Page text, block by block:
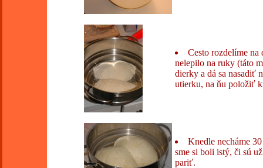
Cesto rozdelíme na
nelepilo na ruky (táto
dierky a dá sa nasadiť
utierku, na ňu položiť
Knedle necháme
sme si boli istý, či sú
pariť.